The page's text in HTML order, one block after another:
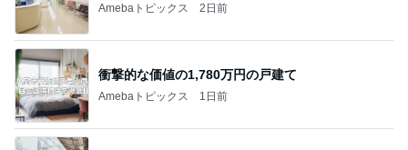
Amebaトピックス 2日前
衝撃的な価値の1,780万円の戸建て
Amebaトピックス 1日前